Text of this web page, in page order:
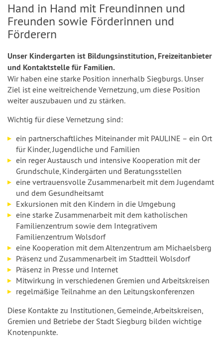
Hand in Hand mit Freundinnen und
Freunden sowie Förderinnen und
Förderern
Unser Kindergarten ist Bildungsinstitution, Freizeitanbieter
und Kontaktstelle für Familien.
Wir haben eine starke Position innerhalb Siegburgs. Unser
Ziel ist eine weitreichende Vernetzung, um diese Position
weiter auszubauen und zu stärken.
Wichtig für diese Vernetzung sind:
ein partnerschaftliches Miteinander mit PAULINE – ein Ort
für Kinder, Jugendliche und Familien
ein reger Austausch und intensive Kooperation mit der
Grundschule, Kindergärten und Beratungsstellen
eine vertrauensvolle Zusammenarbeit mit dem Jugendamt
und dem Gesundheitsamt
Exkursionen mit den Kindern in die Umgebung
eine starke Zusammenarbeit mit dem katholischen
Familienzentrum sowie dem Integrativem
Familienzentrum Wolsdorf
eine Kooperation mit dem Altenzentrum am Michaelsberg
Präsenz und Zusammenarbeit im Stadtteil Wolsdorf
Präsenz in Presse und Internet
Mitwirkung in verschiedenen Gremien und Arbeitskreisen
regelmäßige Teilnahme an den Leitungskonferenzen
Diese Kontakte zu Institutionen, Gemeinde, Arbeitskreisen,
Gremien und Betriebe der Stadt Siegburg bilden wichtige
Knotenpunkte.